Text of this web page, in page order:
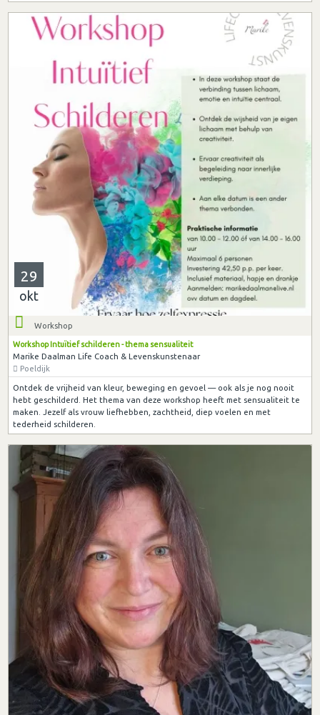
29
okt
Workshop
Workshop Intuïtief schilderen - thema sensualiteit
Marike Daalman Life Coach & Levenskunstenaar
Poeldijk
Ontdek de vrijheid van kleur, beweging en gevoel — ook als je nog nooit
hebt geschilderd. Het thema van deze workshop heeft met sensualiteit te
maken. Jezelf als vrouw liefhebben, zachtheid, diep voelen en met
tederheid schilderen.